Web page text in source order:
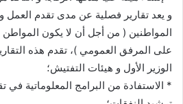
و يعد تقارير فصلية عن مدى تقدم العمل
المواطنين ( من أجل أن لا يكون المواطن
على المرفق العمومي )، تقدم هذه
الوزير الأول و هيئات التفتيش؛
* الاستفادة من البرامج المعلوماتية في